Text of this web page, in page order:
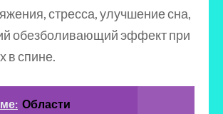
стресса, улучшение сна,
обезболивающий эффект при
в спине.
Области